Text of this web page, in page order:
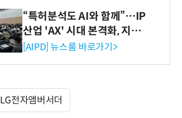
“특허분석도 AI와 함께”…IP
산업 'AX' 시대 본격화, 지식
재산처 1호 AI IP데이터분석
[AIPD] 뉴스룸 바로가기>
LG전자앰버서더